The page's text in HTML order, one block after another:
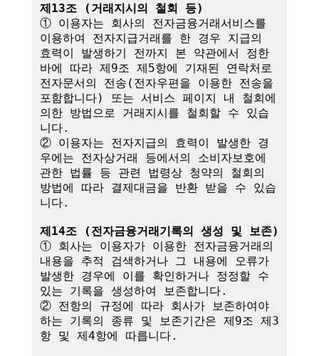
제13조 (거래지시의 철회 등)
① 이용자는 회사의 전자금융거래서비스를
이용하여 전자지급거래를 한 경우 지급의
효력이 발생하기 전까지 본 약관에서 정한
바에 따라 제9조 제5항에 기재된 연락처로
전자문서의 전송(전자우편을 이용한 전송을
포함합니다) 또는 서비스 페이지 내 철회에
의한 방법으로 거래지시를 철회할 수 있습
니다.
② 이용자는 전자지급의 효력이 발생한 경
우에는 전자상거래 등에서의 소비자보호에
관한 법률 등 관련 법령상 청약의 철회의
방법에 따라 결제대금을 반환 받을 수 있습
니다.
제14조 (전자금융거래기록의 생성 및 보존)
① 회사는 이용자가 이용한 전자금융거래의
내용을 추적 검색하거나 그 내용에 오류가
발생한 경우에 이를 확인하거나 정정할 수
있는 기록을 생성하여 보존합니다.
② 전항의 규정에 따라 회사가 보존하여야
하는 기록의 종류 및 보존기간은 제9조 제3
항 및 제4항에 따릅니다.